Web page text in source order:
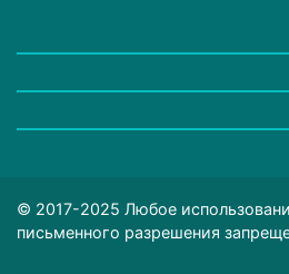
© 2017-2025 Любое
письменного разрешения